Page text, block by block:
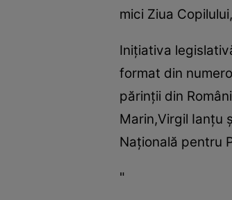
mici Ziua
Iniţiativa
format din
părinţii din
Marin,Virgil Ianţu
Naţională pentru
"